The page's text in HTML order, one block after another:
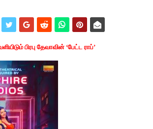
பிரபு தேவாவின் ‘பேட்ட ராப்’